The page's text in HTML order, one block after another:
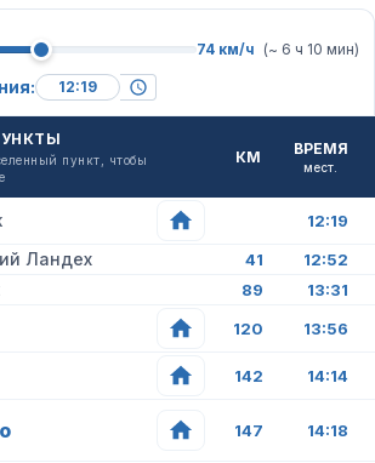
74 км/ч (~ 6 ч 10 мин)
пункт, чтобы
КМ ВРЕМЯ
мест.
12:19
Ландех 41 12:52
89 13:31
120 13:56
142 14:14
147 14:18